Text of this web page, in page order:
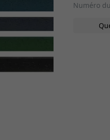
Numéro